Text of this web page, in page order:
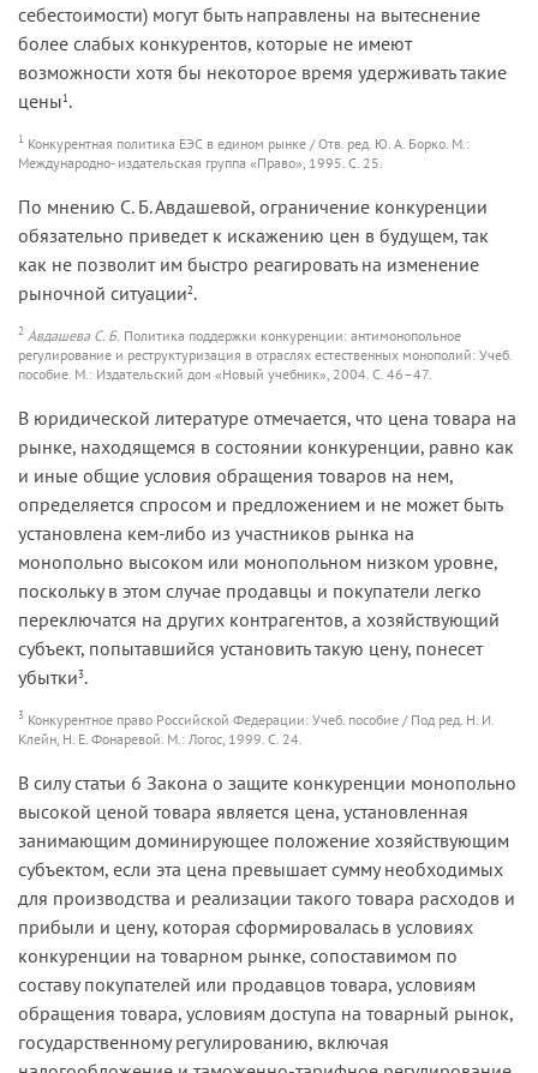
себестоимости) могут быть направлены на вытеснение
более слабых конкурентов, которые не имеют
возможности хотя бы некоторое время удерживать такие
цены1 .
1 Конкурентная политика ЕЭС в едином рынке / Отв. ред. Ю. А. Борко. М.:
Международно- издательская группа «Право», 1995. С. 25.
По мнению С. Б. Авдашевой, ограничение конкуренции
обязательно приведет к искажению цен в будущем, так
как не позволит им быстро реагировать на изменение
рыночной ситуации2.
2 Авдашева С. Б. Политика поддержки конкуренции: антимонопольное
регулирование и реструктуризация в отраслях естественных монополий: Учеб.
пособие. М.: Издательский дом «Новый учебник», 2004. С. 46–47.
В юридической литературе отмечается, что цена товара на
рынке, находящемся в состоянии конкуренции, равно как
и иные общие условия обращения товаров на нем,
определяется спросом и предложением и не может быть
установлена кем-либо из участников рынка на
монопольно высоком или монопольном низком уровне,
поскольку в этом случае продавцы и покупатели легко
переключатся на других контрагентов, а хозяйствующий
субъект, попытавшийся установить такую цену, понесет
убытки3.
3 Конкурентное право Российской Федерации: Учеб. пособие / Под ред. Н. И.
Клейн, Н. Е. Фонаревой. М.: Логос, 1999. С. 24.
В силу статьи 6 Закона о защите конкуренции монопольно
высокой ценой товара является цена, установленная
занимающим доминирующее положение хозяйствующим
субъектом, если эта цена превышает сумму необходимых
для производства и реализации такого товара расходов и
прибыли и цену, которая сформировалась в условиях
конкуренции на товарном рынке, сопоставимом по
составу покупателей или продавцов товара, условиям
обращения товара, условиям доступа на товарный рынок,
государственному регулированию, включая